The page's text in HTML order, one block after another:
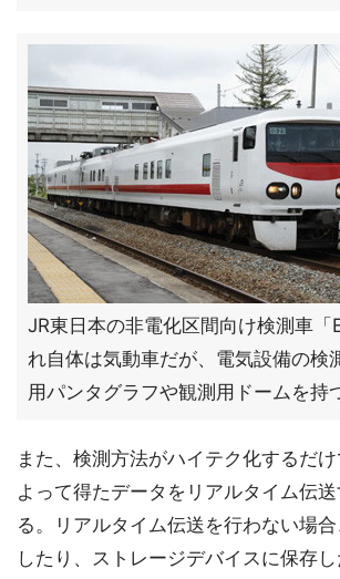
JR東日本の非電化区間向け検測車「
れ自体は気動車だが、電気設備の検
用パンタグラフや観測用ドームを持
また、検測方法がハイテク化するだ
よって得たデータをリアルタイム伝
る。リアルタイム伝送を行わない場
したり、ストレージデバイスに保存